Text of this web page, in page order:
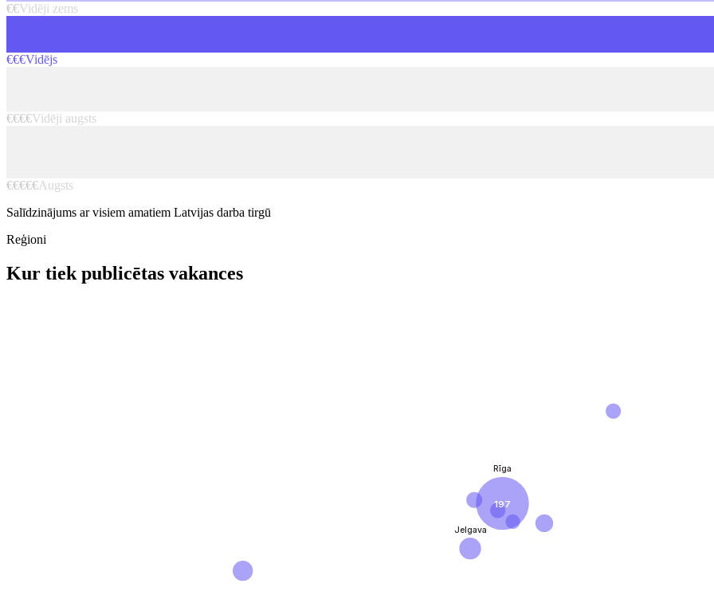
€€Vidēji zems
€€€Vidējs
€€€€Vidēji augsts
€€€€€Augsts
Salīdzinājums ar visiem amatiem Latvijas darba tirgū
Reģioni
Kur tiek publicētas vakances
Jelgava
197
Rīga